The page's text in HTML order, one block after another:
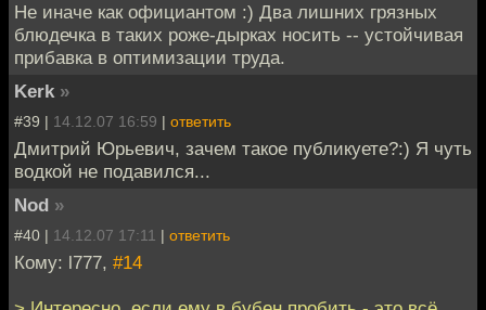
Не иначе как официантом :) Два лишних грязных
блюдечка в таких роже-дырках носить -- устойчивая
прибавка в оптимизации труда.
Kerk »
#39 | 14.12.07 16:59 | ответить
Дмитрий Юрьевич, зачем такое публикуете?:) Я чуть
водкой не подавился...
Nod »
#40 | 14.12.07 17:11 | ответить
Кому: l777, #14